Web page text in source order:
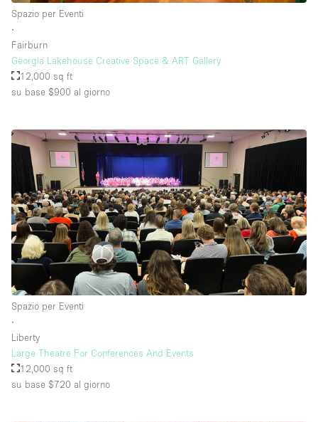
Spazio per Eventi
∙
Fairburn
Georgia Lakehouse Creative Space & ART Gallery
12,000 sq ft
su base $900 al giorno
Spazio per Eventi
∙
Liberty
Large Theatre For Conferences And Events
12,000 sq ft
su base $720 al giorno